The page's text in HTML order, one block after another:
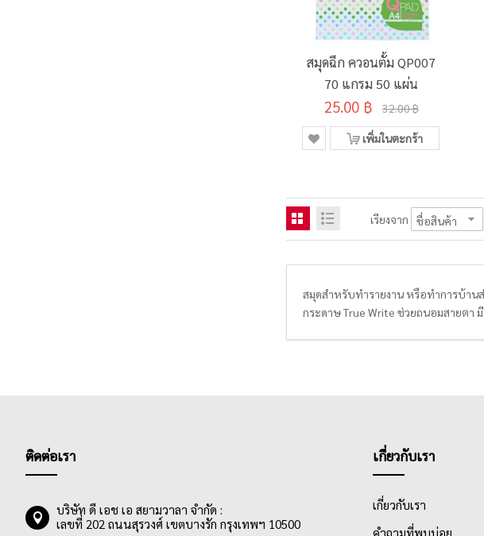
สมุดฉีก ควอนตั้ม QP007
70 แกรม 50 แผ่น
25.00 ฿ 32.00 ฿
เพิ่มในตะกร้า
เรียงจาก
สมุดสำหรับทำรายงาน หรือทำการบ้าน
กระดาษ True Write ช่วยถนอมสายตา
เส้นให้นักเรียน นักศึกษา หรือพนักงาน
ฉีกขนาด A4 เหมาะสำหรับการเขียนร
ติดต่อเรา
บริษัท ดี เอช เอ สยามวาลา จำกัด :
เลขที่ 202 ถนนสุรวงศ์ เขตบางรัก กรุงเทพฯ 10500
เกี่ยวกับเรา
เกี่ยวกับเรา
คำถามที่พบบ่อย